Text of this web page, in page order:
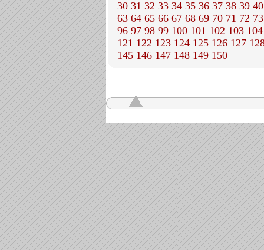
30 31 32 33 34 35 36 37 38 39 40
63 64 65 66 67 68 69 70 71 72 73
96 97 98 99 100 101 102 103 104
121 122 123 124 125 126 127
145 146 147 148 149 150